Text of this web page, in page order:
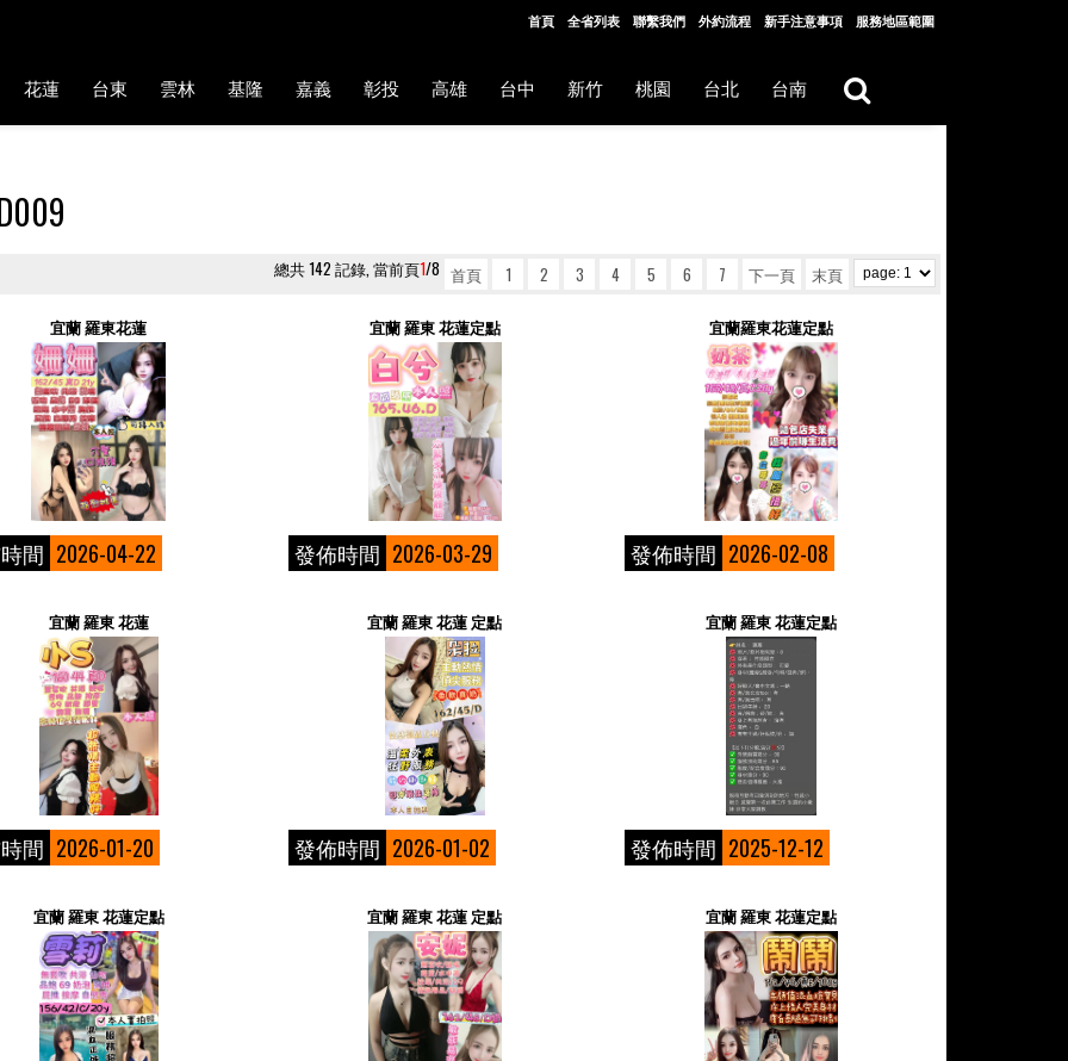
首頁 全省列表 聯繫我們 外約流程 新手注意事項 服務地區範圍
花蓮 台東 雲林 基隆 嘉義 彰投 高雄 台中 新竹 桃園 台北 台南
總共 142 記錄, 當前頁1/8 首頁 1 2 3 4 5 6 7 下一頁 末頁
宜蘭 羅東花蓮
間 2026-04-22
宜蘭 羅東 花蓮定點
發佈時間 2026-03-29
宜蘭羅東花蓮定點
發佈時間 2026-02-08
宜蘭 羅東 花蓮
間 2026-01-20
宜蘭 羅東 花蓮 定點
發佈時間 2026-01-02
宜蘭 羅東 花蓮定點
發佈時間 2025-12-12
宜蘭 羅東 花蓮定點 宜蘭 羅東 花蓮 定點 宜蘭 羅東 花蓮定點